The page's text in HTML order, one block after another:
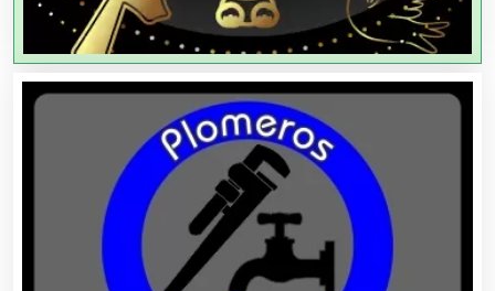
Aire Acondicionado
Alarmas
Albercas
Alimentos